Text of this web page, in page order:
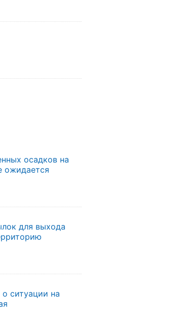
осадков на
ожидается
для выхода
ситуации на